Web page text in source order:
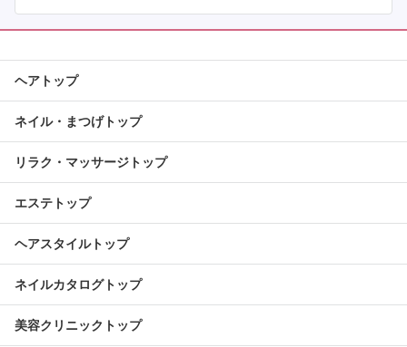
ヘアトップ
ネイル・まつげトップ
リラク・マッサージトップ
エステトップ
ヘアスタイルトップ
ネイルカタログトップ
美容クリニックトップ